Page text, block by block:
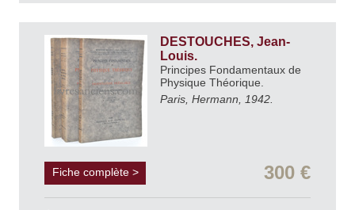
DESTOUCHES, Jean-
Louis.
Principes Fondamentaux de
Physique Théorique.
Paris, Hermann, 1942.
Fiche complète > 300 €